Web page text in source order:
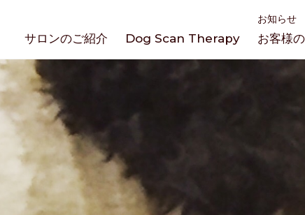
お知らせ
サロンのご紹介 Dog Scan Therapy お客様